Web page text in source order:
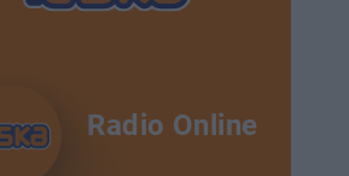
Radio Online